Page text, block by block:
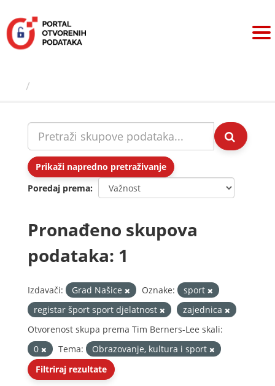
sadržaj
Prikaži napredno pretraživanje
Poredaj prema
Pronađeno skupova
podataka: 1
Izdavači: Grad Našice Oznake:
sport
registar šport sport djelatnost
zajednica
Otvorenost skupa prema Tim Berners-Lee skali:
0
Tema:
Obrazovanje, kultura i sport
Filtriraj rezultate